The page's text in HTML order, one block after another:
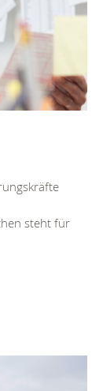
steht für